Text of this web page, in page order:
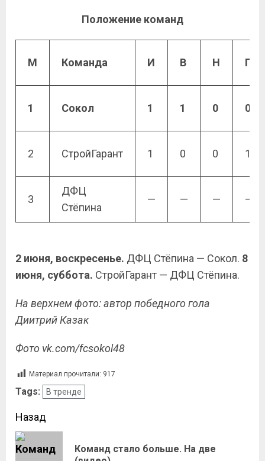
Положение команд
М Команда И В Н П
1 Сокол 1 1 0 0
2 СтройГарант 1 0 0 1
3
ДФЦ
Стёпина
— — — —
2 июня, воскресенье. ДФЦ Стёпина — Сокол. 8
июня, суббота. СтройГарант — ДФЦ Стёпина.
На верхнем фото: автор победного гола
Диитрий Казак
Фото vk.com/fcsokol48
Материал прочитали: 917
Tags: В тренде
Назад
Команд стало больше. На две